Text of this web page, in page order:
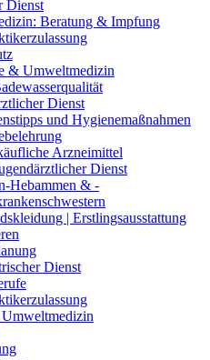
Dienst
Beratung & Impfung
& Umweltmedizin
Dienst
und Hygienemaßnahmen
Arzneimittel
Dienst
Hebammen & -
| Erstlingsausstattung
Dienst